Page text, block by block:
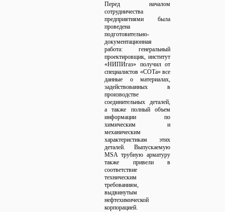
Перед началом
сотрудничества
предприятиями была
проведена
подготовительно-
документационная
работа: генеральный
проектировщик, институт
«НИПИгаз» получил от
специалистов «СОТа» все
данные о материалах,
задействованных в
производстве
соединительных деталей,
а также полный объем
информации по
химическим и
механическим
характеристикам этих
деталей. Выпускаемую
MSA трубную арматуру
также привели в
соответствие
техническим
требованиям,
выдвинутым
нефтехимической
корпорацией.